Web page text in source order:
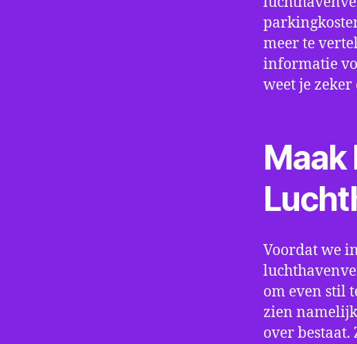
meer te
informatie
weet je
Maak
Voordat we
om even stil
zien
over bestaat.